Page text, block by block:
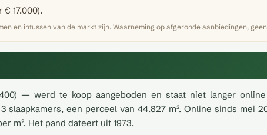
17.000).
en intussen van de markt zijn. Waarneming op afgeronde aanbiedingen,
— werd te koop aangeboden en staat niet langer
slaapkamers, een perceel van 44.827 m². Online sinds mei
m². Het pand dateert uit 1973.